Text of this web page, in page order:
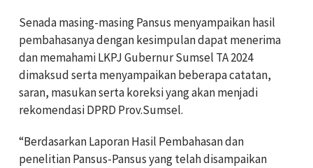
Senada masing-masing Pansus menyampaikan hasil
pembahasanya dengan kesimpulan dapat menerima
dan memahami LKPJ Gubernur Sumsel TA 2024
dimaksud serta menyampaikan beberapa catatan,
saran, masukan serta koreksi yang akan menjadi
rekomendasi DPRD Prov.Sumsel.
“Berdasarkan Laporan Hasil Pembahasan dan
penelitian Pansus-Pansus yang telah disampaikan